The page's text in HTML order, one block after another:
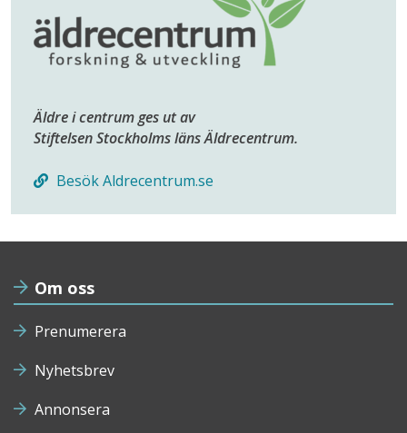
Äldre i centrum ges ut av
Stiftelsen Stockholms läns Äldrecentrum.
Besök Aldrecentrum.se
Om oss
Prenumerera
Nyhetsbrev
Annonsera